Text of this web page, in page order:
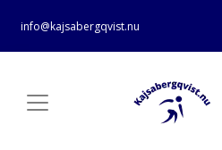
info@kajsabergqvist.nu